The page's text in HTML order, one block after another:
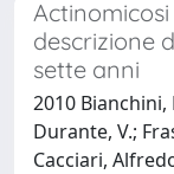
descrizione
sette anni
2010 Bianchini,
Durante, V.;
Cacciari,